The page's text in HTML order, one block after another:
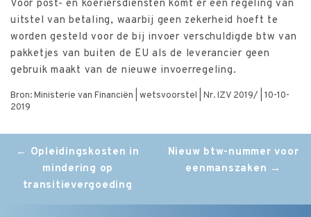
Voor post- en koeriersdiensten komt er een regeling van
uitstel van betaling, waarbij geen zekerheid hoeft te
worden gesteld voor de bij invoer verschuldigde btw van
pakketjes van buiten de EU als de leverancier geen
gebruik maakt van de nieuwe invoerregeling.
Bron: Ministerie van Financiën | wetsvoorstel | Nr. IZV 2019/ | 10-10-
2019
Post
navigation
← Opleidingskosten in
mindering op
transitievergoeding
Nieuw btw-nummer voor
eenmanszaken →